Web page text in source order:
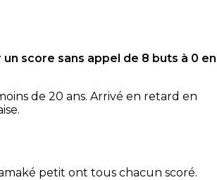
score sans appel de 8 buts à 0 en
de 20 ans. Arrivé en retard en
petit ont tous chacun scoré.